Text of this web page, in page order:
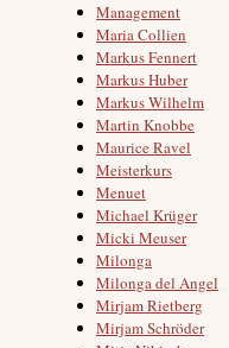
Management
Maria Collien
Markus Fennert
Markus Huber
Markus Wilhelm
Martin Knobbe
Maurice Ravel
Meisterkurs
Menuet
Michael Krüger
Micki Meuser
Milonga
Milonga del Angel
Mirjam Rietberg
Mirjam Schröder